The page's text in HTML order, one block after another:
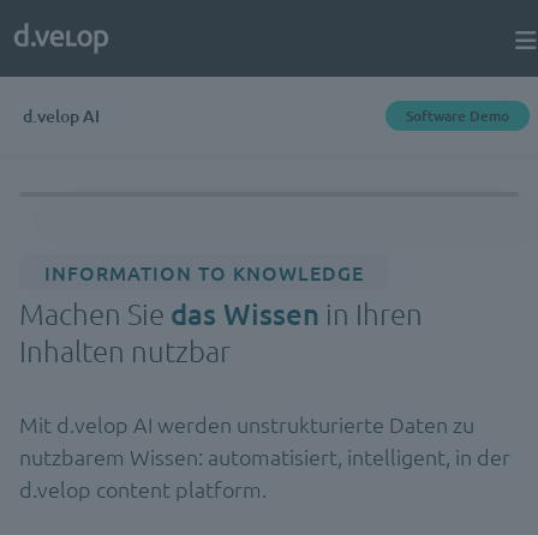
d.velop AI Software Demo
INFORMATION TO KNOWLEDGE
Machen Sie das Wissen in Ihren
Inhalten nutzbar
Mit d.velop AI werden unstrukturierte Daten zu
nutzbarem Wissen: automatisiert, intelligent, in der
d.velop content platform.